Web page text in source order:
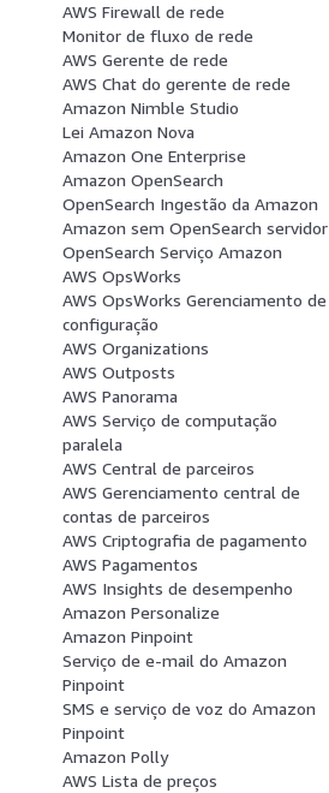
AWS Firewall de rede
Monitor de fluxo de rede
AWS Gerente de rede
AWS Chat do gerente de rede
Amazon Nimble Studio
Lei Amazon Nova
Amazon One Enterprise
Amazon OpenSearch
OpenSearch Ingestão da Amazon
Amazon sem OpenSearch servidor
OpenSearch Serviço Amazon
AWS OpsWorks
AWS OpsWorks Gerenciamento de
configuração
AWS Organizations
AWS Outposts
AWS Panorama
AWS Serviço de computação
paralela
AWS Central de parceiros
AWS Gerenciamento central de
contas de parceiros
AWS Criptografia de pagamento
AWS Pagamentos
AWS Insights de desempenho
Amazon Personalize
Amazon Pinpoint
Serviço de e-mail do Amazon
Pinpoint
SMS e serviço de voz do Amazon
Pinpoint
Amazon Polly
AWS Lista de preços